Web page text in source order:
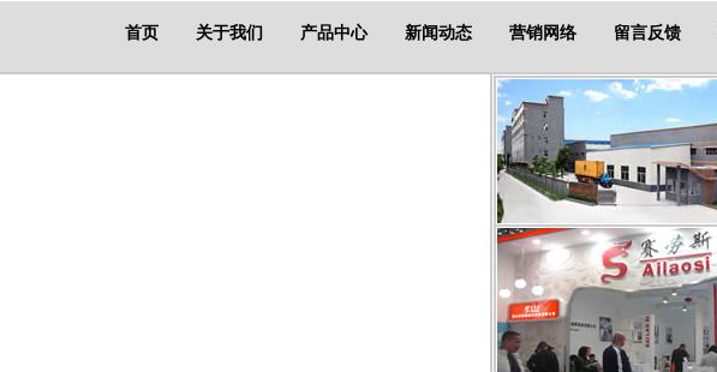
首页 关于我们 产品中心 新闻动态 营销网络 留言反馈